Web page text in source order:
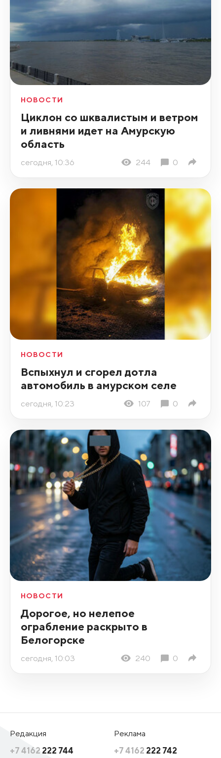
НОВОСТИ
Циклон со шквалистым и ветром
и ливнями идет на Амурскую
область
сегодня, 10:36 244 0
НОВОСТИ
Вспыхнул и сгорел дотла
автомобиль в амурском селе
сегодня, 10:23 107 0
НОВОСТИ
Дорогое, но нелепое
ограбление раскрыто в
Белогорске
сегодня, 10:03 240 0
Редакция
+7 4162 222 744
Реклама
+7 4162 222 742